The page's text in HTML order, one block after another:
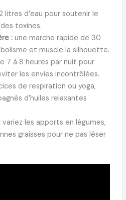
litres d’eau pour soutenir le
toxines.
:une marche rapide de 30
et muscle la silhouette.
7 à 8 heures par nuit pour
les envies incontrôlées.
de respiration ou yoga,
d’huiles relaxantes
variez les apports en légumes,
graisses pour ne pas léser